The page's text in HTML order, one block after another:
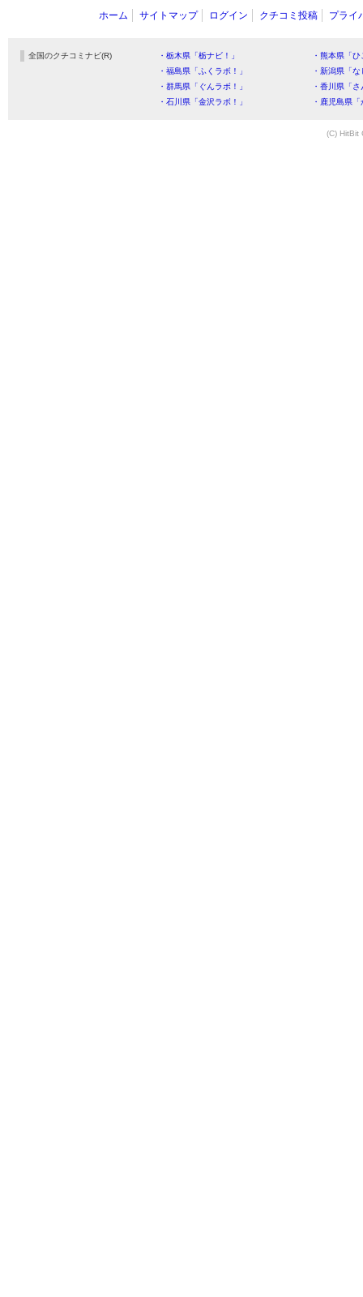
ホーム サイトマップ ログイン クチコミ投稿 プライ
全国のクチコミナビ(R) ・栃木県「栃ナビ！」
・熊本県「
・福島県「ふくラボ！」
・新潟県「
・群馬県「ぐんラボ！」
・香川県「
・石川県「金沢ラボ！」
・鹿児島県
(C) HitBit